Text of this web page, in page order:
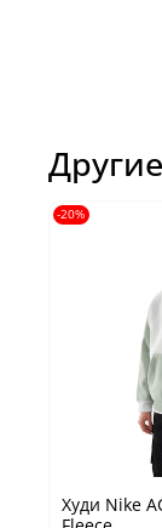
-20%
Худи Nike